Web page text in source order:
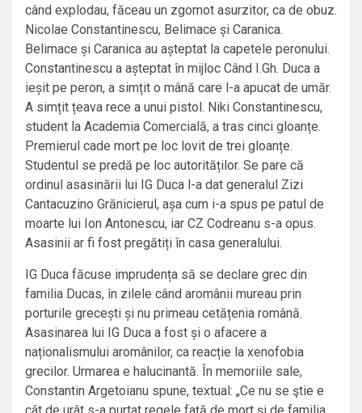
când explodau, făceau un zgomot asurzitor, ca de obuz.
Nicolae Constantinescu, Belimace și Caranica.
Belimace și Caranica au așteptat la capetele peronului.
Constantinescu a așteptat în mijloc Când I.Gh. Duca a
ieșit pe peron, a simțit o mână care l-a apucat de umăr.
A simțit țeava rece a unui pistol. Niki Constantinescu,
student la Academia Comercială, a tras cinci gloanțe.
Premierul cade mort pe loc lovit de trei gloanțe.
Studentul se predă pe loc autorităților. Se pare că
ordinul asasinării lui IG Duca l-a dat generalul Zizi
Cantacuzino Grănicierul, așa cum i-a spus pe patul de
moarte lui Ion Antonescu, iar CZ Codreanu s-a opus.
Asasinii ar fi fost pregătiți în casa generalului.
IG Duca făcuse imprudența să se declare grec din
familia Ducas, în zilele când aromânii mureau prin
porturile grecești și nu primeau cetățenia română.
Asasinarea lui IG Duca a fost și o afacere a
naționalismului aromânilor, ca reacție la xenofobia
grecilor. Urmarea e halucinantă. În memoriile sale,
Constantin Argetoianu spune, textual: „Ce nu se ştie e